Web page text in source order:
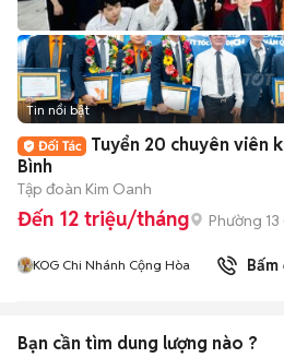
Tin nổi bật
Tuyển 20 chuyên viên
Bình
Tập đoàn Kim Oanh
Đến 12 triệu/tháng Phường 13
KOG Chi Nhánh Cộng Hòa
Bạn cần tìm dung lượng nào ?